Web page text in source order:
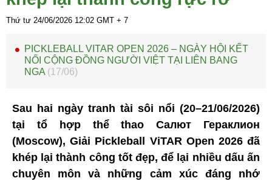
Thứ tư 24/06/2026 12:02 GMT + 7
PICKLEBALL VITAR OPEN 2026 – NGÀY HỘI KẾT
NỐI CỘNG ĐỒNG NGƯỜI VIỆT TẠI LIÊN BANG
NGA (17/06)
Sau hai ngày tranh tài sôi nổi (20–21/06/2026)
tại tổ hợp thể thao Салют Гераклион
(Moscow), Giải Pickleball ViTAR Open 2026 đã
khép lại thành công tốt đẹp, để lại nhiều dấu ấn
chuyên môn và những cảm xúc đáng nhớ